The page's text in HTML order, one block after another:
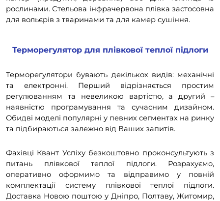
рослинами. Стельова інфрачервона плівка застосовна
для вольєрів з тваринами та для камер сушіння.
Терморегулятор для плівкової теплої підлоги
Терморегулятори бувають декількох видів: механічні
та електронні. Перший відрізняється простим
регулюванням та невеликою вартістю, а другий –
наявністю програмування та сучасним дизайном.
Обидві моделі популярні у певних сегментах на ринку
та підбираються залежно від Ваших запитів.
Фахівці Квант Успіху безкоштовно проконсультують з
питань плівкової теплої підлоги. Розрахуємо,
оперативно оформимо та відправимо у повній
комплектації систему плівкової теплої підлоги.
Доставка Новою поштою у Дніпро, Полтаву, Житомир,